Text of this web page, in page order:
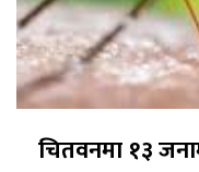
चितवनमा १३